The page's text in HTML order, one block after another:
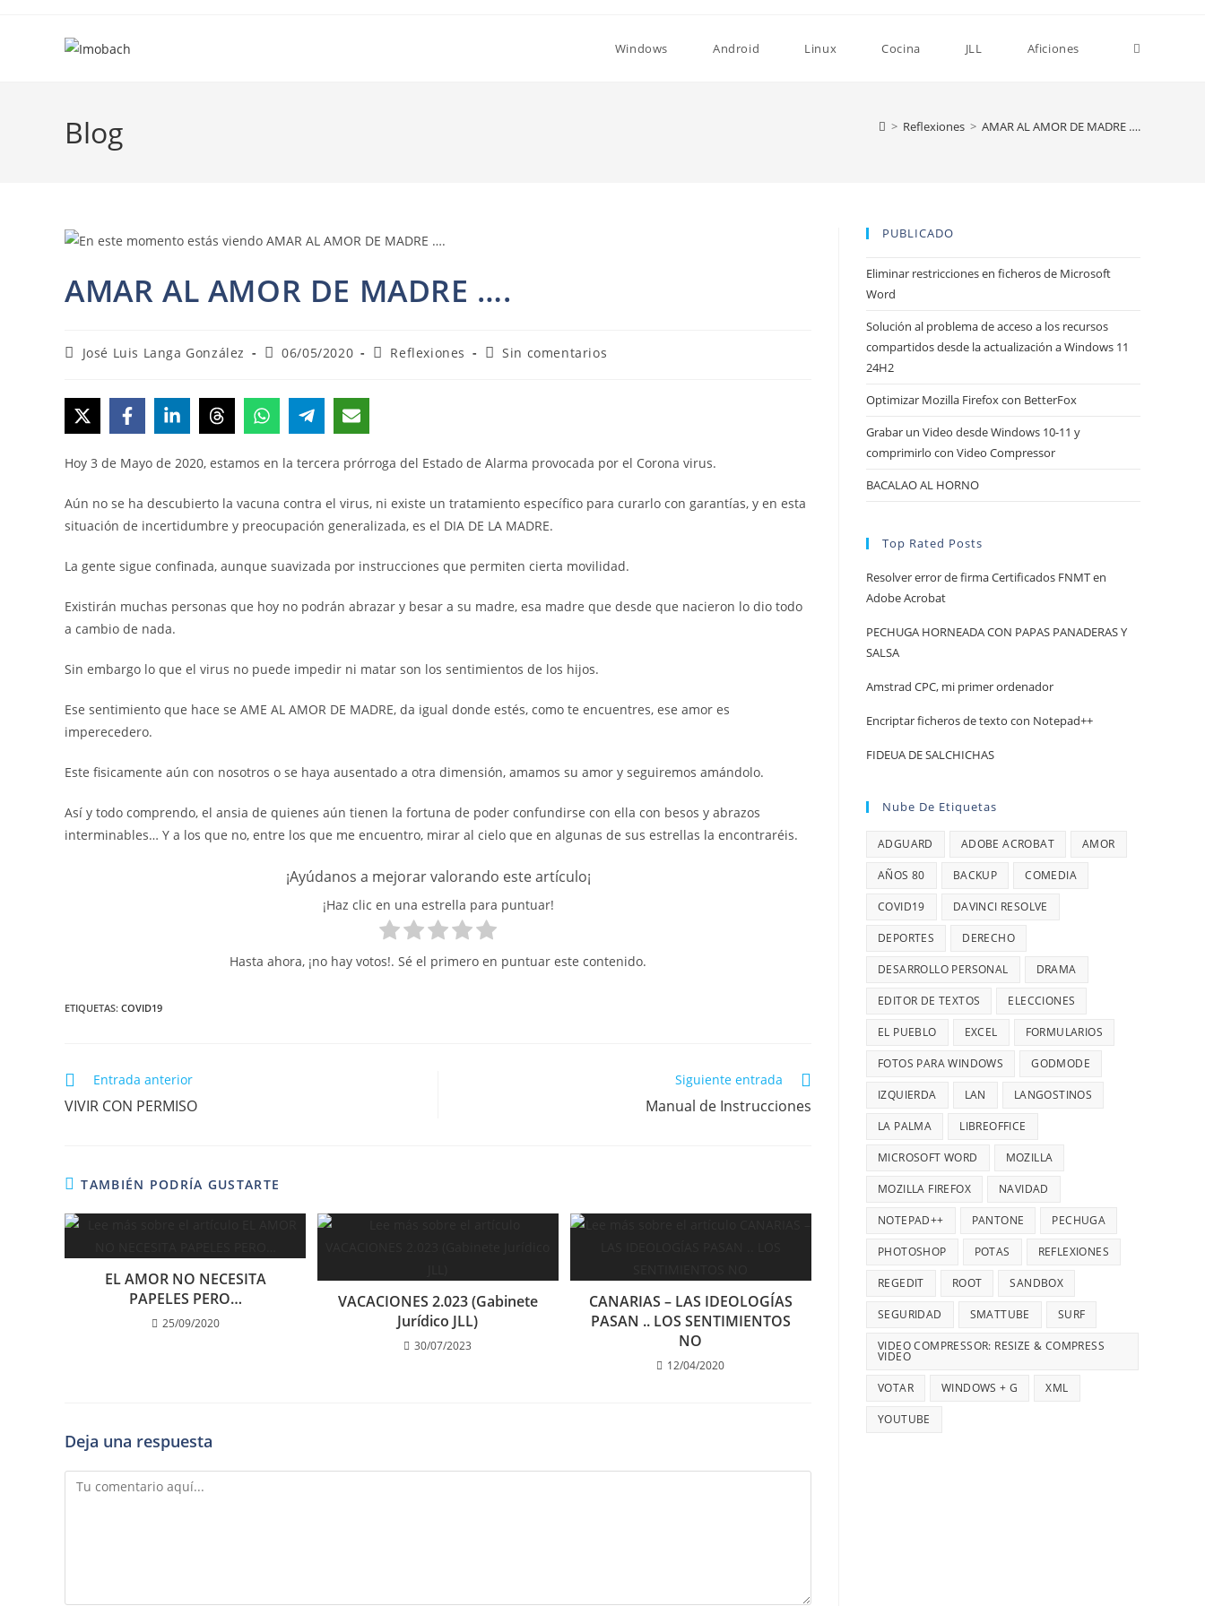
Windows Android Linux Cocina JLL Aficiones Alternar
Blog > Reflexiones > AMAR AL AMOR DE MADRE ….
AMAR AL AMOR DE MADRE ….
Autor
entrada:
José Luis Langa González
Publicación
entrada:
06/05/2020
Categoría
Reflexiones
Comentarios
Sin comentarios
Hoy 3 de Mayo de 2020, estamos en la tercera prórroga del Estado de Alarma provocada por el Corona virus.
Aún no se ha descubierto la vacuna contra el virus, ni existe un tratamiento específico para curarlo con garantías, y en esta
situación de incertidumbre y preocupación generalizada, es el DIA DE LA MADRE.
La gente sigue confinada, aunque suavizada por instrucciones que permiten cierta movilidad.
Existirán muchas personas que hoy no podrán abrazar y besar a su madre, esa madre que desde que nacieron lo dio todo
a cambio de nada.
Sin embargo lo que el virus no puede impedir ni matar son los sentimientos de los hijos.
Ese sentimiento que hace se AME AL AMOR DE MADRE, da igual donde estés, como te encuentres, ese amor es
imperecedero.
Este fisicamente aún con nosotros o se haya ausentado a otra dimensión, amamos su amor y seguiremos amándolo.
Así y todo comprendo, el ansia de quienes aún tienen la fortuna de poder confundirse con ella con besos y abrazos
interminables… Y a los que no, entre los que me encuentro, mirar al cielo que en algunas de sus estrellas la encontraréis.
¡Ayúdanos a mejorar valorando este artículo¡
¡Haz clic en una estrella para puntuar!
Hasta ahora, ¡no hay votos!. Sé el primero en puntuar este contenido.
ETIQUETAS: COVID19
Leer
artículos
Entrada anterior
VIVIR CON PERMISO
Siguiente entrada
Manual de Instrucciones
TAMBIÉN PODRÍA GUSTARTE
EL AMOR NO NECESITA
PAPELES PERO…
25/09/2020
VACACIONES 2.023 (Gabinete
Jurídico JLL)
30/07/2023
CANARIAS – LAS IDEOLOGÍAS
PASAN .. LOS SENTIMIENTOS
NO
12/04/2020
Deja una respuesta
Comentario
PUBLICADO
Eliminar restricciones en ficheros de Microsoft
Word
Solución al problema de acceso a los recursos
compartidos desde la actualización a Windows 11
24H2
Optimizar Mozilla Firefox con BetterFox
Grabar un Video desde Windows 10-11 y
comprimirlo con Video Compressor
BACALAO AL HORNO
Top Rated Posts
Resolver error de firma Certificados FNMT en
Adobe Acrobat
PECHUGA HORNEADA CON PAPAS PANADERAS Y
SALSA
Amstrad CPC, mi primer ordenador
Encriptar ficheros de texto con Notepad++
FIDEUA DE SALCHICHAS
Nube De Etiquetas
ADGUARD ADOBE ACROBAT AMOR
AÑOS 80 BACKUP COMEDIA
COVID19 DAVINCI RESOLVE
DEPORTES DERECHO
DESARROLLO PERSONAL DRAMA
EDITOR DE TEXTOS ELECCIONES
EL PUEBLO EXCEL FORMULARIOS
FOTOS PARA WINDOWS GODMODE
IZQUIERDA LAN LANGOSTINOS
LA PALMA LIBREOFFICE
MICROSOFT WORD MOZILLA
MOZILLA FIREFOX NAVIDAD
NOTEPAD++ PANTONE PECHUGA
PHOTOSHOP POTAS REFLEXIONES
REGEDIT ROOT SANDBOX
SEGURIDAD SMATTUBE SURF
VIDEO COMPRESSOR: RESIZE & COMPRESS
VIDEO
VOTAR WINDOWS + G XML
YOUTUBE